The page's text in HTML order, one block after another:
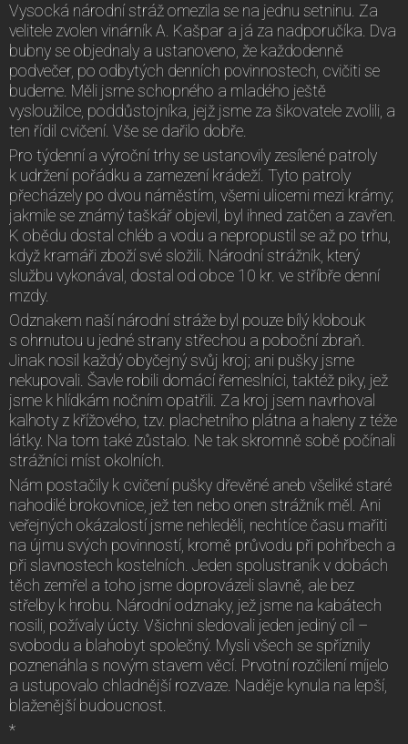
Vysocká národní stráž omezila se na jednu setninu. Za
velitele zvolen vinárník A. Kašpar a já za nadporučíka. Dva
bubny se objednaly a ustanoveno, že každodenně
podvečer, po odbytých denních povinnostech, cvičiti se
budeme. Měli jsme schopného a mladého ještě
vysloužilce, poddůstojníka, jejž jsme za šikovatele zvolili, a
ten řídil cvičení. Vše se dařilo dobře.
Pro týdenní a výroční trhy se ustanovily zesílené patroly
k udržení pořádku a zamezení krádeží. Tyto patroly
přecházely po dvou náměstím, všemi ulicemi mezi krámy;
jakmile se známý taškář objevil, byl ihned zatčen a zavřen.
K obědu dostal chléb a vodu a nepropustil se až po trhu,
když kramáři zboží své složili. Národní strážník, který
službu vykonával, dostal od obce 10 kr. ve stříbře denní
mzdy.
Odznakem naší národní stráže byl pouze bílý klobouk
s ohrnutou u jedné strany střechou a poboční zbraň.
Jinak nosil každý obyčejný svůj kroj; ani pušky jsme
nekupovali. Šavle robili domácí řemeslníci, taktéž piky, jež
jsme k hlídkám nočním opatřili. Za kroj jsem navrhoval
kalhoty z křížového, tzv. plachetního plátna a haleny z téže
látky. Na tom také zůstalo. Ne tak skromně sobě počínali
strážníci míst okolních.
Nám postačily k cvičení pušky dřevěné aneb všeliké staré
nahodilé brokovnice, jež ten nebo onen strážník měl. Ani
veřejných okázalostí jsme nehleděli, nechtíce času mařiti
na újmu svých povinností, kromě průvodu při pohřbech a
při slavnostech kostelních. Jeden spolustraník v dobách
těch zemřel a toho jsme doprovázeli slavně, ale bez
střelby k hrobu. Národní odznaky, jež jsme na kabátech
nosili, požívaly úcty. Všichni sledovali jeden jediný cíl –
svobodu a blahobyt společný. Mysli všech se spříznily
poznenáhla s novým stavem věcí. Prvotní rozčilení míjelo
a ustupovalo chladnější rozvaze. Naděje kynula na lepší,
blaženější budoucnost.
*